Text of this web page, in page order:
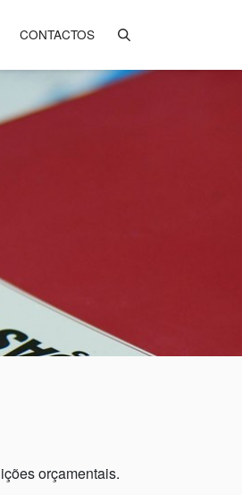
CONTACTOS
orçamentais.